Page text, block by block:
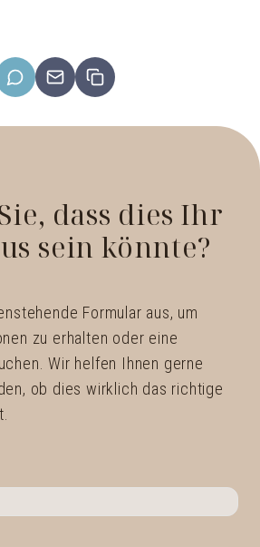
dass dies Ihr
sein könnte?
Formular aus, um
zu erhalten oder eine
Wir helfen Ihnen gerne
ob dies wirklich das richtige